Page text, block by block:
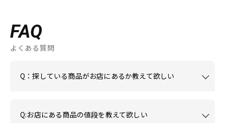
FAQ
よくある質問
Q：探している商品がお店にあるか教えて欲しい
Q:お店にある商品の値段を教えて欲しい